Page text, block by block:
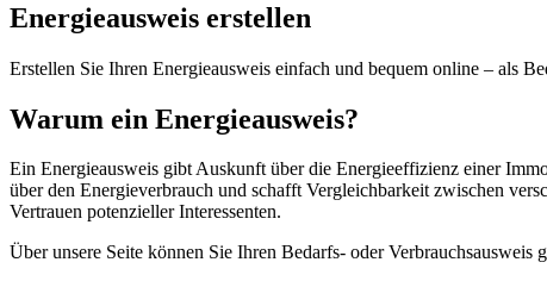
Energieausweis erstellen
Erstellen Sie Ihren Energieausweis einfach und bequem online – als
Warum ein Energieausweis?
Ein Energieausweis gibt Auskunft über die Energieeffizienz einer
über den Energieverbrauch und schafft Vergleichbarkeit zwischen
Vertrauen potenzieller Interessenten.
Über unsere Seite können Sie Ihren Bedarfs- oder Verbrauchsausweis